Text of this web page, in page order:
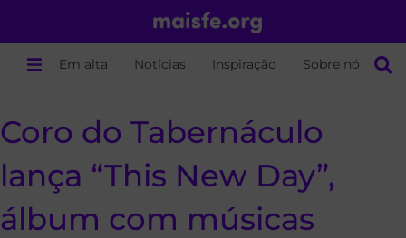
Em alta Notícias Inspiração Sobre nós
Coro do Tabernáculo
lança “This New Day”,
álbum com músicas